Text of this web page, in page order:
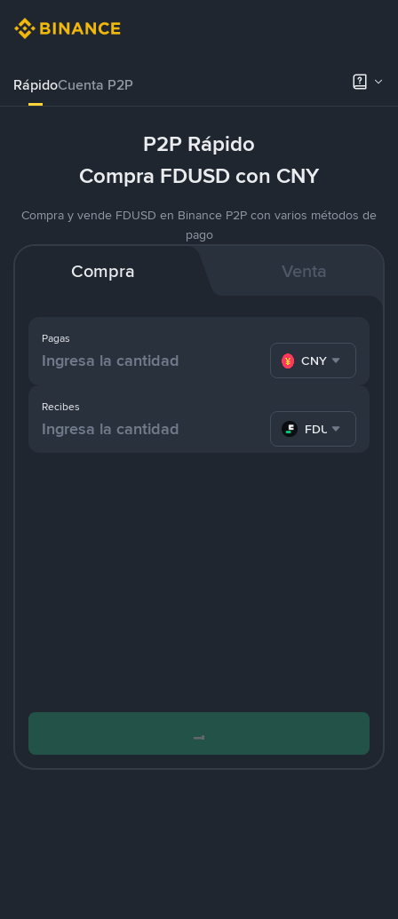
RápidoCuenta P2P
P2P Rápido
Compra FDUSD con CNY
Compra y vende FDUSD en Binance P2P con varios métodos de
pago
Compra Venta
Pagas
CNY
Recibes
FDUSD